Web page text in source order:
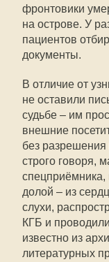
фронтовики
на острове. У
пациентов
документы.
В отличие от
не оставили
судьбе – им
внешние
без разрешения
строго говоря,
спецприёмника,
долой – из
слухи,
КГБ и
известно из
литературных